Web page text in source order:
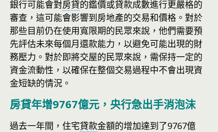
銀行可能會對房貸的鑑價或貸款成數進行更嚴格的
審查，這可能會影響到房地產的交易和價格。對於
那些目前仍在使用寬限期的民眾來說，他們需要預
先評估未來每個月還款能力，以避免可能出現的財
務壓力。對於即將交屋的民眾來說，需保持一定的
資金流動性，以確保在整個交易過程中不會出現資
金短缺的情況。
房貸年增9767億元，央行急出手消泡沫
過去一年間，住宅貸款金額的增加達到了9767億